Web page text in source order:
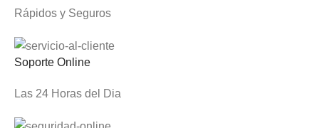
Rápidos y Seguros
Soporte Online
Las 24 Horas del Dia